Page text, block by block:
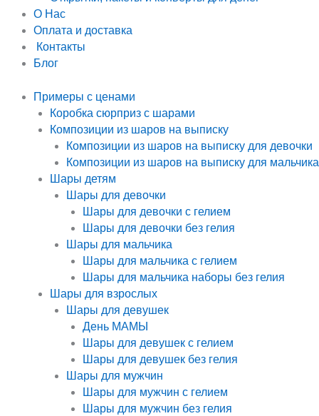
О Нас
Оплата и доставка
Контакты
Блог
Примеры с ценами
Коробка сюрприз с шарами
Композиции из шаров на выписку
Композиции из шаров на выписку для девочки
Композиции из шаров на выписку для мальчика
Шары детям
Шары для девочки
Шары для девочки с гелием
Шары для девочки без гелия
Шары для мальчика
Шары для мальчика с гелием
Шары для мальчика наборы без гелия
Шары для взрослых
Шары для девушек
День МАМЫ
Шары для девушек с гелием
Шары для девушек без гелия
Шары для мужчин
Шары для мужчин с гелием
Шары для мужчин без гелия